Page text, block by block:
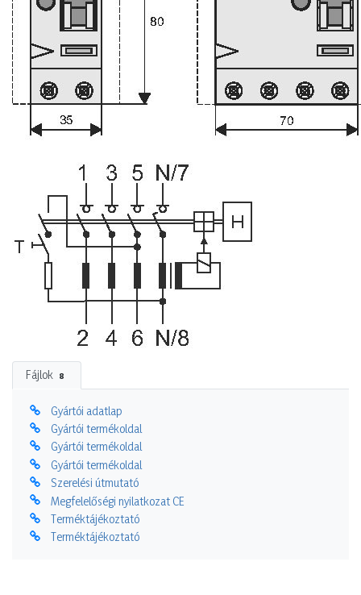
Fájlok 8
Gyártói adatlap
Gyártói termékoldal
Gyártói termékoldal
Gyártói termékoldal
Szerelési útmutató
Megfelelőségi nyilatkozat CE
Terméktájékoztató
Terméktájékoztató